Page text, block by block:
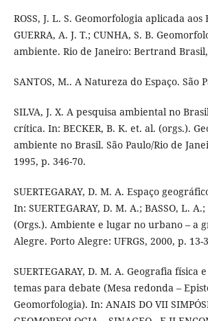
ROSS, J. L. S. Geomorfologia aplicada aos
GUERRA, A. J. T.; CUNHA, S. B.
ambiente. Rio de Janeiro: Bertrand
SANTOS, M.. A Natureza do Espaço. São
SILVA, J. X. A pesquisa ambiental no
crítica. In: BECKER, B. K. et. al. (orgs.).
ambiente no Brasil. São Paulo/Rio de
1995, p. 346-70.
SUERTEGARAY, D. M. A. Espaço
In: SUERTEGARAY, D. M. A.; BASSO, L. A.;
(Orgs.). Ambiente e lugar no urbano – a
Alegre. Porto Alegre: UFRGS, 2000, p. 13-
SUERTEGARAY, D. M. A. Geografia física
temas para debate (Mesa redonda –
Geomorfologia). In: ANAIS DO VII